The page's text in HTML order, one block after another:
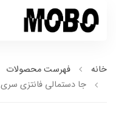
خانه
فهرست محصولات
جا دستمالی فانتزی سری SWEETS زیره مشکی (کدa0201)